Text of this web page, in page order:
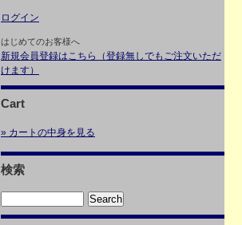
ログイン
はじめてのお客様へ
新規会員登録はこちら（登録無しでもご注文いただ
けます）
Cart
» カートの中身を見る
検索